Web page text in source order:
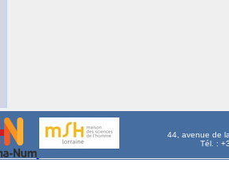
44, avenue de
Tél. :